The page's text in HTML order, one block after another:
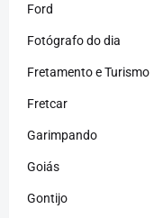
Ford
Fotógrafo do dia
Fretamento e Turismo
Fretcar
Garimpando
Goiás
Gontijo